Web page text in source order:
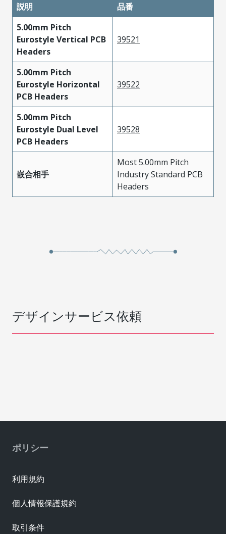
説明
品番
5.00mm Pitch
Eurostyle Vertical PCB
Headers
39521
5.00mm Pitch
Eurostyle Horizontal
PCB Headers
39522
5.00mm Pitch
Eurostyle Dual Level
PCB Headers
39528
嵌合相手
Most 5.00mm Pitch
Industry Standard PCB
Headers
デザインサービス依頼
ポリシー
利用規約
個人情報保護規約
取引条件